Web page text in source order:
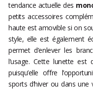
tendance actuelle des
petits accessoires
haute est amovible si on
style, elle est également
permet d’enlever les
l’usage. Cette lunette est
puisqu’elle offre
sports d’hiver ou dans une